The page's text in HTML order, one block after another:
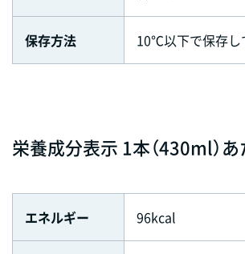
保存方法 10℃以下で保存し
栄養成分表示 1本（430ml）あ
エネルギー 96kcal